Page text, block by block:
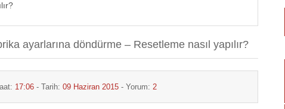
ayarlarına döndürme – Resetleme nasıl yapılır?
17:06 - Tarih: 09 Haziran 2015 - Yorum: 2